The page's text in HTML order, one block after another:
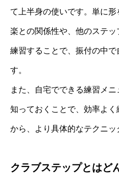
て上半身の使いです。単に
楽との関係性や、他のステ
練習することで、振付の中
す。
また、自宅でできる練習メ
知っておくことで、効率よ
から、より具体的なテクニッ
クラブステップとはど